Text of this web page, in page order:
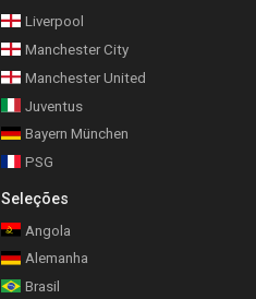
Liverpool
Manchester City
Manchester United
Juventus
Bayern München
PSG
Seleções
Angola
Alemanha
Brasil